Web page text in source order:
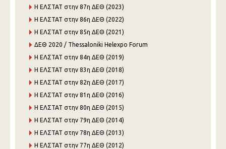
Η ΕΛΣΤΑΤ στην 87η ΔΕΘ (2023)
Η ΕΛΣΤΑΤ στην 86η ΔΕΘ (2022)
Η ΕΛΣΤΑΤ στην 85η ΔΕΘ (2021)
ΔΕΘ 2020 / Thessaloniki Helexpo Forum
Η ΕΛΣΤΑΤ στην 84η ΔΕΘ (2019)
Η ΕΛΣΤΑΤ στην 83η ΔΕΘ (2018)
Η ΕΛΣΤΑΤ στην 82η ΔΕΘ (2017)
Η ΕΛΣΤΑΤ στην 81η ΔΕΘ (2016)
Η ΕΛΣΤΑΤ στην 80η ΔΕΘ (2015)
Η ΕΛΣΤΑΤ στην 79η ΔΕΘ (2014)
Η ΕΛΣΤΑΤ στην 78η ΔΕΘ (2013)
Η ΕΛΣΤΑΤ στην 77η ΔΕΘ (2012)